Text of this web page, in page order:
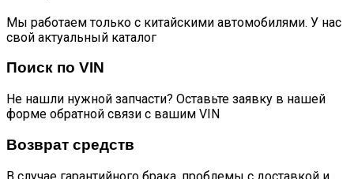
Мы работаем только с китайскими автомобилями. У нас
свой актуальный каталог
Поиск по VIN
Не нашли нужной запчасти? Оставьте заявку в нашей
форме обратной связи с вашим VIN
Возврат средств
В случае гарантийного брака, проблемы с доставкой и